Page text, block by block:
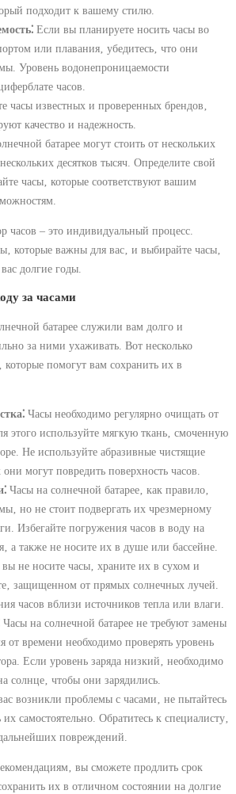
подходит к вашему стилю.
Если вы планируете носить часы во
или плавания‚ убедитесь‚ что они
Уровень водонепроницаемости
часов.
часы известных и проверенных брендов‚
качество и надежность.
батарее могут стоить от нескольких
десятков тысяч. Определите свой
часы‚ которые соответствуют вашим
часов – это индивидуальный процесс.
которые важны для вас‚ и выбирайте часы‚
долгие годы.
за часами
батарее служили вам долго и
за ними ухаживать. Вот несколько
которые помогут вам сохранить их в
Часы необходимо регулярно очищать от
этого используйте мягкую ткань‚ смоченную
Не используйте абразивные чистящие
они могут повредить поверхность часов.
Часы на солнечной батарее‚ как правило‚
но не стоит подвергать их чрезмерному
Избегайте погружения часов в воду на
а также не носите их в душе или бассейне.
вы не носите часы‚ храните их в сухом и
защищенном от прямых солнечных лучей.
часов вблизи источников тепла или влаги.
Часы на солнечной батарее не требуют замены
от времени необходимо проверять уровень
Если уровень заряда низкий‚ необходимо
солнце‚ чтобы они зарядились.
возникли проблемы с часами‚ не пытайтесь
самостоятельно. Обратитесь к специалисту‚
повреждений.
вы сможете продлить срок
их в отличном состоянии на долгие